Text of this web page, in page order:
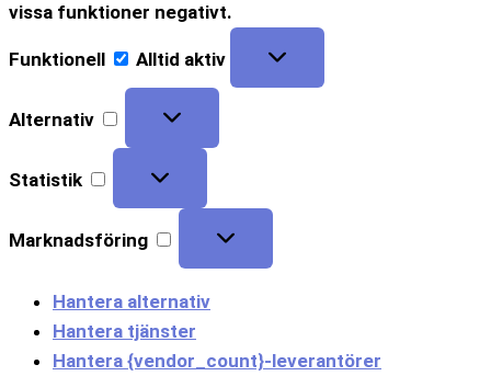
vissa funktioner negativt.
Funktionell Alltid aktiv
Alternativ
Statistik
Marknadsföring
Hantera alternativ
Hantera tjänster
Hantera {vendor_count}-leverantörer